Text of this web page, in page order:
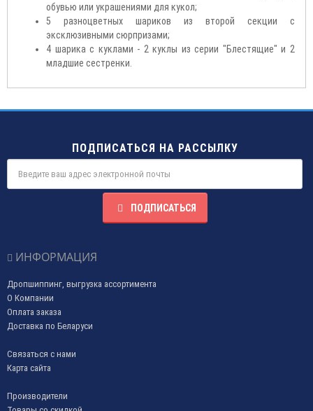
обувью или украшениями для кукол;
5 разноцветных шариков из второй секции с
эксклюзивными сюрпризами;
4 шарика с куклами - 2 куклы из серии "Блестящие" и 2
младшие сестренки.
ПОДПИСАТЬСЯ НА РАССЫЛКУ
ПОДПИСАТЬСЯ
ИНФОРМАЦИЯ
Дропшиппинг, выгрузка ассортимента
О Компании
Оплата заказа
Доставка по Беларуси
Связаться с нами
Карта сайта
Производители